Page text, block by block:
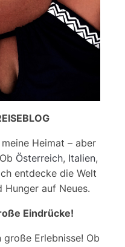
Heimat – aber
Österreich, Italien,
entdecke die Welt
Hunger auf Neues.
Eindrücke!
große Erlebnisse! Ob